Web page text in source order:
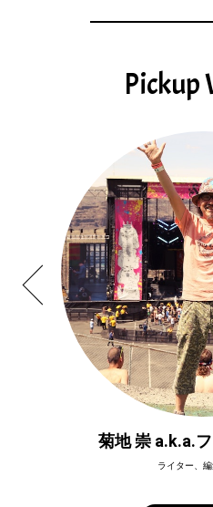
菊地 崇 a.k.a.
ライター、